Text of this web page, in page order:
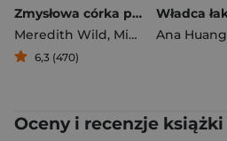
Zmysłowa córka prezydenta
Meredith Wild, Michelle Mia
6,3 (470)
Ana Huang
Oceny i recenzje książki